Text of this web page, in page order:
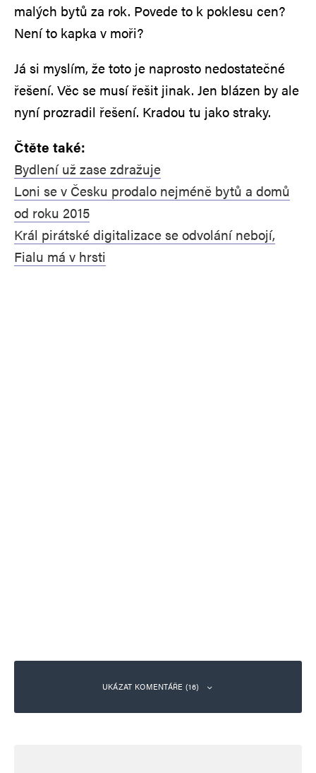
malých bytů za rok. Povede to k poklesu cen?
Není to kapka v moři?
Já si myslím, že toto je naprosto nedostatečné
řešení. Věc se musí řešit jinak. Jen blázen by ale
nyní prozradil řešení. Kradou tu jako straky.
Čtěte také:
Bydlení už zase zdražuje
Loni se v Česku prodalo nejméně bytů a domů
od roku 2015
Král pirátské digitalizace se odvolání nebojí,
Fialu má v hrsti
UKÁZAT KOMENTÁŘE (16)